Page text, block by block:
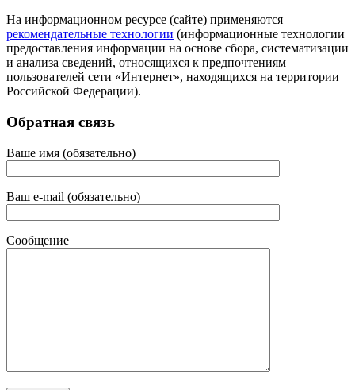
На информационном ресурсе (сайте) применяются
рекомендательные технологии (информационные технологии
предоставления информации на основе сбора, систематизации
и анализа сведений, относящихся к предпочтениям
пользователей сети «Интернет», находящихся на территории
Российской Федерации).
Обратная связь
Ваше имя (обязательно)
Ваш e-mail (обязательно)
Сообщение